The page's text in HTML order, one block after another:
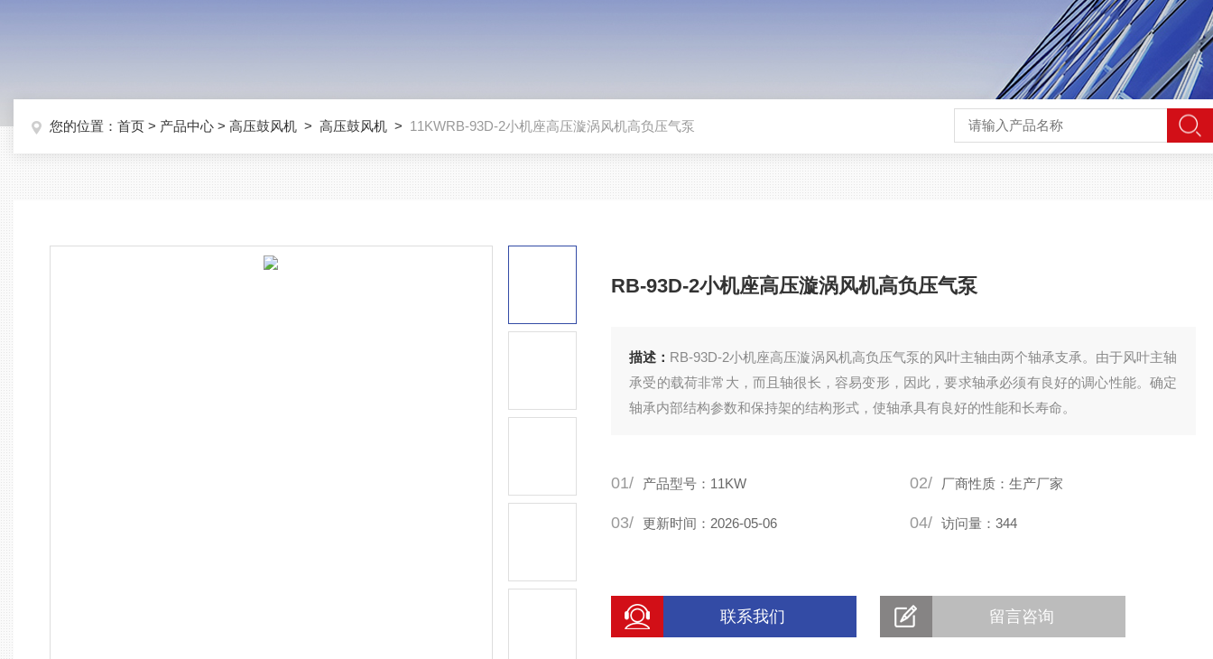
您的位置： 首页 > 产品中心 > 高压鼓风机 > 高压鼓风机 > 11KWRB-93D-2小机座高压漩涡风机高负压气泵
RB-93D-2小机座高压漩涡风机高负压气泵
描述： RB-93D-2小机座高压漩涡风机高负压气泵的风叶主轴由两个轴承支承。由于风叶主轴
承受的载荷非常大，而且轴很长，容易变形，因此，要求轴承必须有良好的调心性能。确定
轴承内部结构参数和保持架的结构形式，使轴承具有良好的性能和长寿命。
01/ 产品型号：11KW 02/ 厂商性质：生产厂家
03/ 更新时间：2026-05-06 04/ 访问量：344
联系我们 留言咨询